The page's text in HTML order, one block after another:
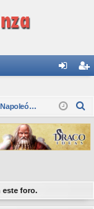
nti
fic
ar
ist
ra
rs
Club Napoleónico Punta de Lanza
s
c
r
este foro.